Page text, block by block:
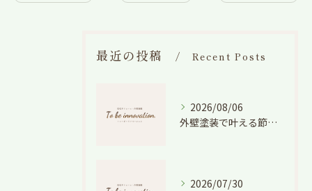
最近の投稿 Recent Posts
2026/08/06
外壁塗装で叶える節電効果と愛知県の相場や色選びのポイントを徹底解説
2026/07/30